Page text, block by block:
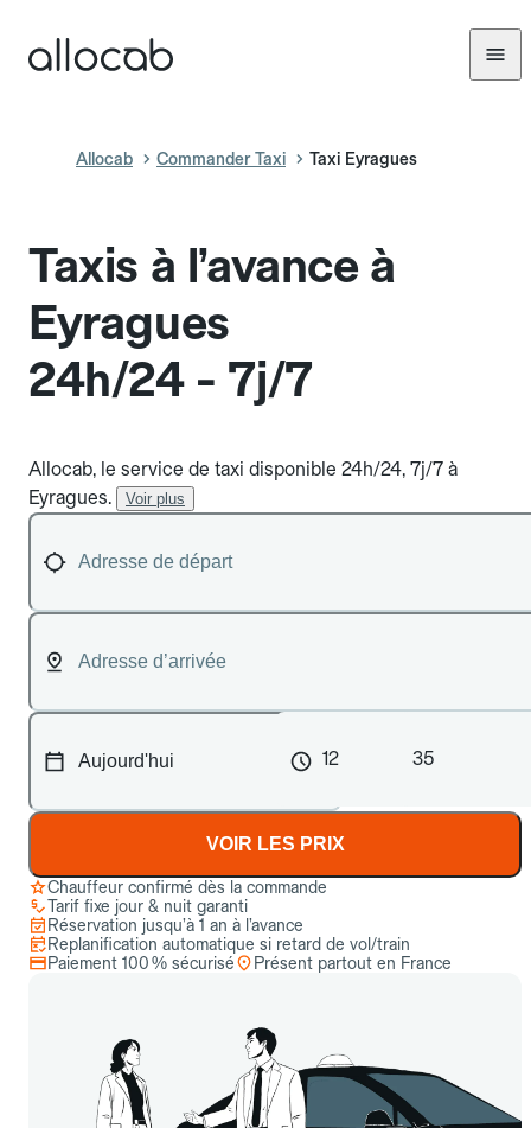
Allocab Commander Taxi Taxi Eyragues
Taxis à l’avance à
Eyragues
24h/24 - 7j/7
Allocab, le service de taxi disponible 24h/24, 7j/7 à
Eyragues.
Voir plus
12 35
VOIR LES PRIX
Chauffeur confirmé dès la commande
Tarif fixe jour & nuit garanti
Réservation jusqu’à 1 an à l’avance
Replanification automatique si retard de vol/train
Paiement 100 % sécurisé
Présent partout en France